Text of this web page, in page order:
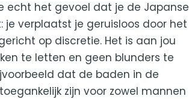
echt het gevoel dat je de Japanse
je verplaatst je geruisloos door het
op discretie. Het is aan jou
te letten en geen blunders te
dat de baden in de
zijn voor zowel mannen